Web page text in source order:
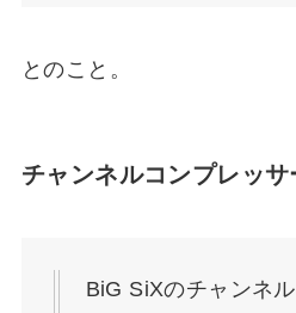
とのこと。
チャンネルコンプレッサ
BiG SiXのチャンネ